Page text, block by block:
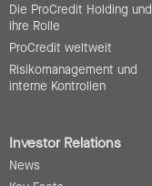
Die ProCredit Holding und
ihre Rolle
ProCredit weltweit
Risikomanagement und
interne Kontrollen
Investor Relations
News